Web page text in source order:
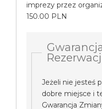
imprezy przez
150.00 PLN
Jeżeli nie jesteś
dobre miejsce i
Gwarancja